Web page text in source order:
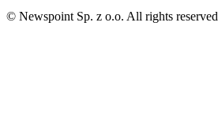
© Newspoint Sp. z o.o. All rights reserved